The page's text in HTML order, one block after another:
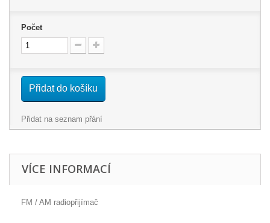
Počet
Přidat do košíku
Přidat na seznam přání
VÍCE INFORMACÍ
FM / AM radiopřijímač